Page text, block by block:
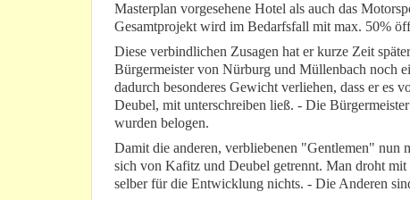
Masterplan vorgesehene Hotel als auch das
Gesamtprojekt wird im Bedarfsfall mit max. 50%
Diese verbindlichen Zusagen hat er kurze Zeit
Bürgermeister von Nürburg und Müllenbach noch
dadurch besonderes Gewicht verliehen, dass er
Deubel, mit unterschreiben ließ. - Die
wurden belogen.
Damit die anderen, verbliebenen "Gentlemen" nun
sich von Kafitz und Deubel getrennt. Man droht
selber für die Entwicklung nichts. - Die Anderen